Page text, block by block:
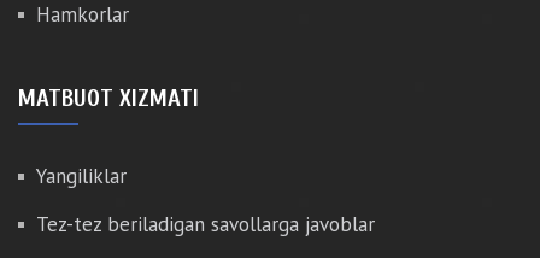
Hamkorlar
MATBUOT XIZMATI
Yangiliklar
Tez-tez beriladigan savollarga javoblar